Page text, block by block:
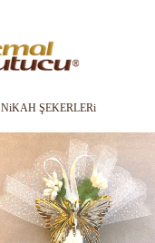
NiKAH ŞEKERLERi